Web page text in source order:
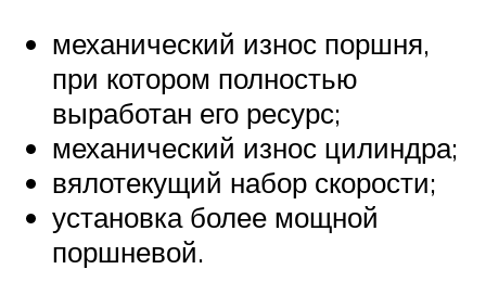
механический износ поршня,
при котором полностью
выработан его ресурс;
механический износ цилиндра;
вялотекущий набор скорости;
установка более мощной
поршневой.